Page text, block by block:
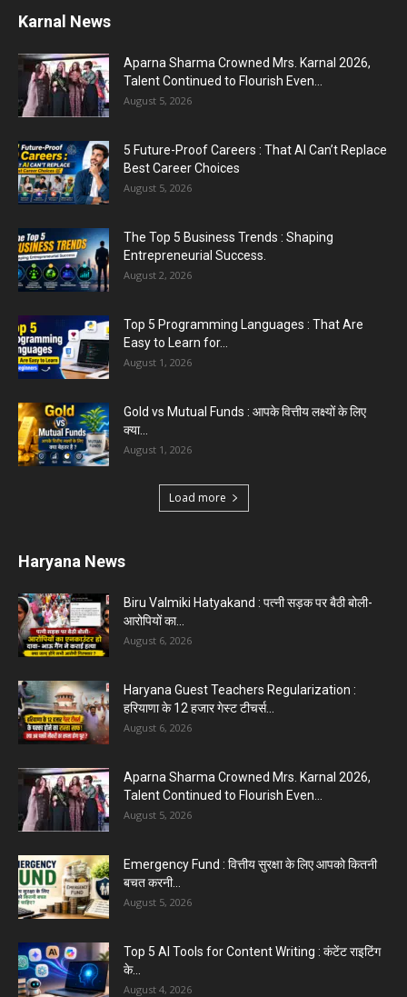
Karnal News
Aparna Sharma Crowned Mrs. Karnal 2026,
Talent Continued to Flourish Even...
August 5, 2026
5 Future-Proof Careers : That AI Can’t Replace
Best Career Choices
August 5, 2026
The Top 5 Business Trends : Shaping
Entrepreneurial Success.
August 2, 2026
Top 5 Programming Languages : That Are
Easy to Learn for...
August 1, 2026
Gold vs Mutual Funds : आपके वित्तीय लक्ष्यों के लिए
क्या...
August 1, 2026
Load more
Haryana News
Biru Valmiki Hatyakand : पत्नी सड़क पर बैठी बोली-
आरोपियों का...
August 6, 2026
Haryana Guest Teachers Regularization :
हरियाणा के 12 हजार गेस्ट टीचर्स...
August 6, 2026
Aparna Sharma Crowned Mrs. Karnal 2026,
Talent Continued to Flourish Even...
August 5, 2026
Emergency Fund : वित्तीय सुरक्षा के लिए आपको कितनी
बचत करनी...
August 5, 2026
Top 5 AI Tools for Content Writing : कंटेंट राइटिंग
के...
August 4, 2026